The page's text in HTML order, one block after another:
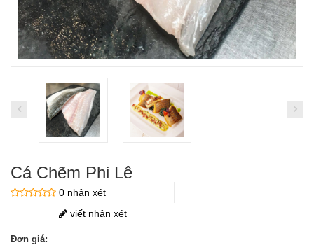
Cá Chẽm Phi Lê
0 nhận xét
viết nhận xét
Đơn giá: